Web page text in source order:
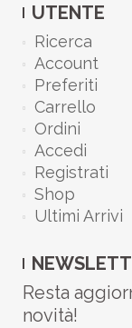
UTENTE
Ricerca
Account
Preferiti
Carrello
Ordini
Accedi
Registrati
Shop
Ultimi Arrivi
Resta
novità!